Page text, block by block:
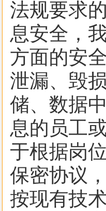
法规要求
息安全，
方面的安
泄漏、毁
储、数据
息的员工
于根据岗
保密协议
按现有技